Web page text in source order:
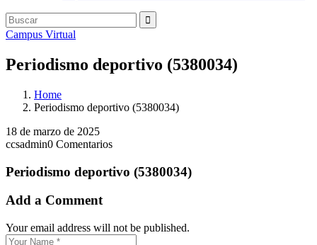
Campus Virtual
Periodismo deportivo (5380034)
Home
Periodismo deportivo (5380034)
18 de marzo de 2025
ccsadmin0 Comentarios
Periodismo deportivo (5380034)
Add a Comment
Your email address will not be published.